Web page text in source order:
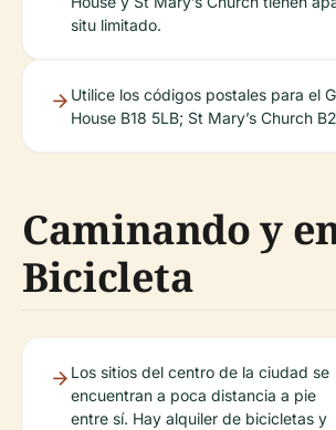
situ limitado.
Utilice los códigos postales para el
House B18 5LB; St Mary’s Church
Caminando y
Bicicleta
Los sitios del centro de la ciudad se
encuentran a poca distancia a pie
entre sí. Hay alquiler de bicicletas y